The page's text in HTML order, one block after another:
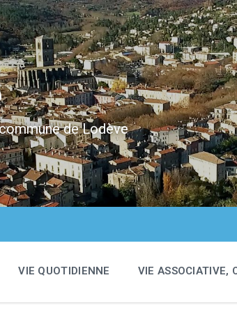
de Lodève
VIE QUOTIDIENNE VIE ASSOCIATIVE,